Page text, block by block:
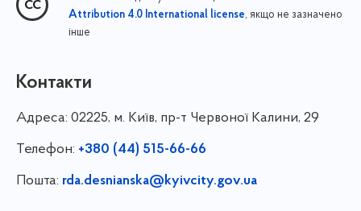
Attribution 4.0 International license, якщо не зазначено
інше
Контакти
Адреса: 02225, м. Київ, пр-т Червоної Калини, 29
Телефон: +380 (44) 515-66-66
Пошта: rda.desnianska@kyivcity.gov.ua